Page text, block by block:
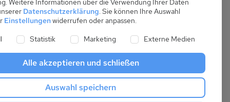
geht die Suche
Weitere Informationen über die Verwendung Ihrer Daten
Datenschutzerklärung. Sie können Ihre Auswahl
Einstellungenwiderrufen oder anpassen.
Liste der Service-Gruppen, für die eine Einwilligung
Statistik Marketing Externe Medien
Alle akzeptieren und schließen
Auswahl speichern